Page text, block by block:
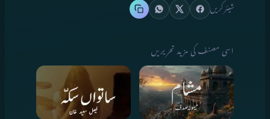
شیئر کریں
اسی مصنف کی مزید تحریریں